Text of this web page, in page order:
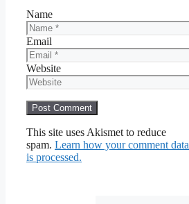
Name
Email
Website
This site uses Akismet to reduce
spam. Learn how your comment data
is processed.